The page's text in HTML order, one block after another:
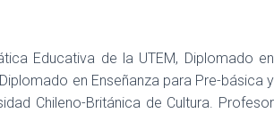
Educativa de la UTEM, Diplomado en
en Enseñanza para Pre-básica y
Chileno-Británica de Cultura. Profesor